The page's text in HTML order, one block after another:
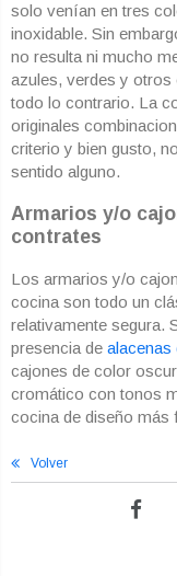
solo venían en tres
inoxidable. Sin
no resulta ni mucho
azules, verdes y otros
todo lo contrario. La
originales
criterio y bien gusto,
sentido alguno.
Armarios y/o
contrates
Los armarios y/o
cocina son todo un
relativamente segura.
presencia de alacenas
cajones de color
cromático con tonos
cocina de diseño más
Volver